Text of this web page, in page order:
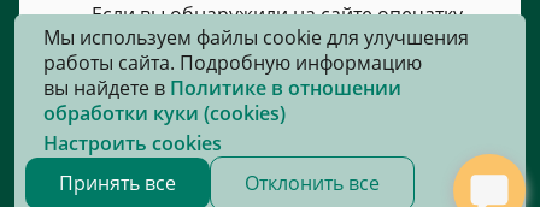
Если вы обнаружили на сайте опечатку
или неточность, пожалуйста, нажмите
сюдаи сообщите нам об этом.
© 2026, Все права защищены
Сайт разработан:«Информационно-издательский центр по
Мы используем файлы cookie для улучшения
работы сайта. Подробную информацию
вы найдете в Политике в отношении
обработки куки (cookies)
Настроить cookies
Принять все
Отклонить все